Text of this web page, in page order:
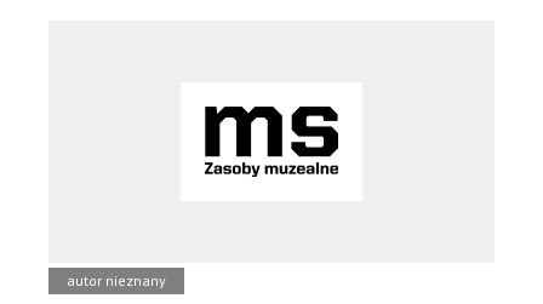
autor nieznany